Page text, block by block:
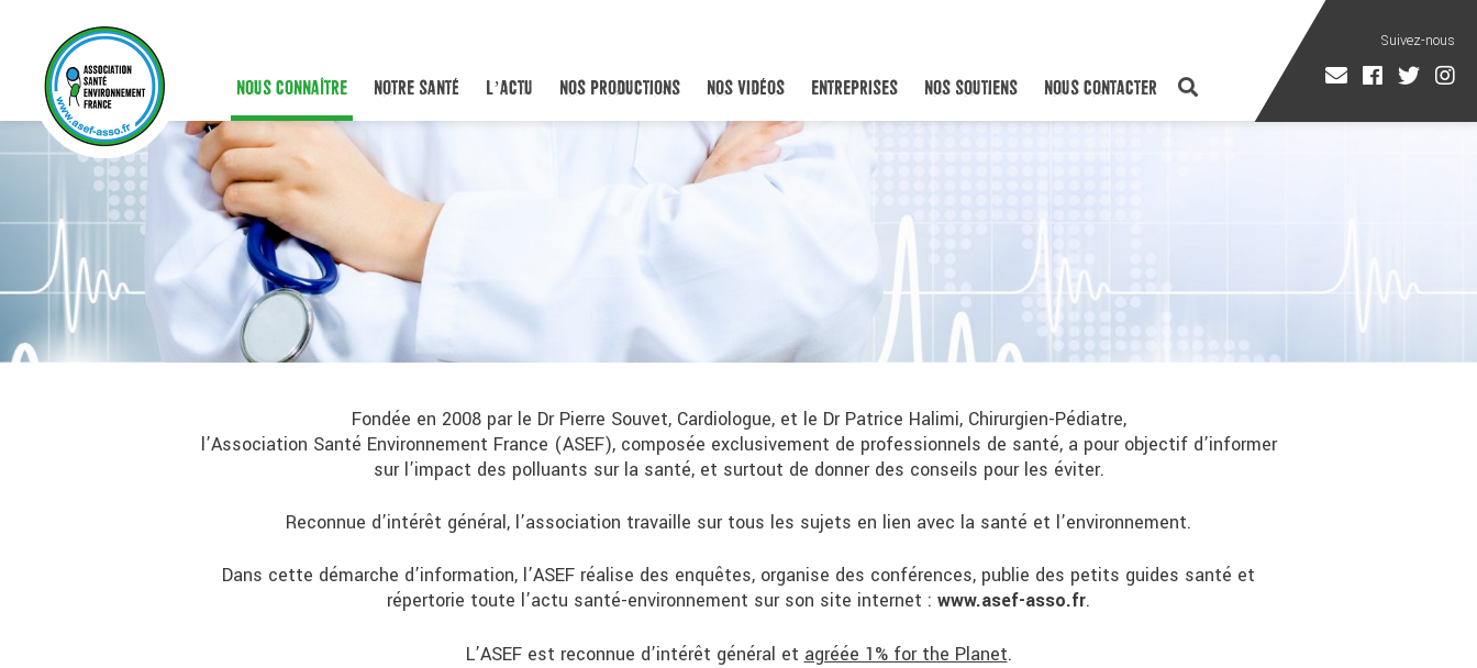
NOUS CONNAÎTRE NOTRE SANTÉ L’ACTU NOS PRODUCTIONS NOS VIDÉOS ENTREPRISES NOS SOUTIENS NOUS CONTACTER
Fondée en 2008 par le Dr Pierre Souvet, Cardiologue, et le Dr Patrice Halimi, Chirurgien-Pédiatre,
l’Association Santé Environnement France (ASEF), composée exclusivement de professionnels de santé, a pour objectif d’informer
sur l’impact des polluants sur la santé, et surtout de donner des conseils pour les éviter.
Reconnue d’intérêt général, l’association travaille sur tous les sujets en lien avec la santé et l’environnement.
Dans cette démarche d’information, l’ASEF réalise des enquêtes, organise des conférences, publie des petits guides santé et
répertorie toute l’actu santé-environnement sur son site internet : www.asef-asso.fr.
L’ASEF est reconnue d’intérêt général et agréée 1% for the Planet.